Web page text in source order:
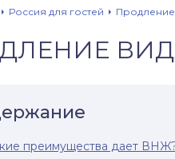
Россия для гостей Продление
преимущества дает